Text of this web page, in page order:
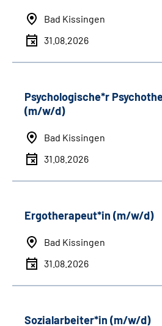
Bad Kissingen
31.08.2026
Psychologische*r
(m/w/d)
Bad Kissingen
31.08.2026
Ergotherapeut*in (m/w/d)
Bad Kissingen
31.08.2026
Sozialarbeiter*in (m/w/d)